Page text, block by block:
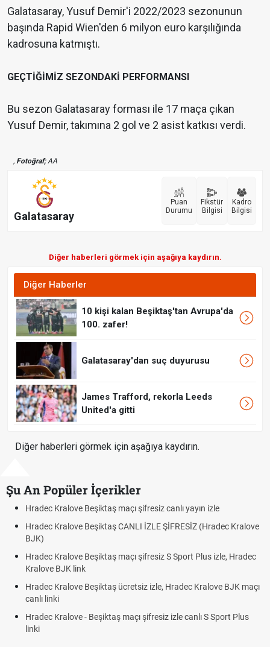
Galatasaray, Yusuf Demir'i 2022/2023 sezonunun
başında Rapid Wien'den 6 milyon euro karşılığında
kadrosuna katmıştı.
GEÇTİĞİMİZ SEZONDAKİ PERFORMANSI
Bu sezon Galatasaray forması ile 17 maça çıkan
Yusuf Demir, takımına 2 gol ve 2 asist katkısı verdi.
, Fotoğraf;AA
Galatasaray
Puan
Durumu
Fikstür
Bilgisi
Kadro
Bilgisi
Diğer haberleri görmek için aşağıya kaydırın.
Diğer Haberler
10 kişi kalan Beşiktaş'tan Avrupa'da
100. zafer!
Galatasaray'dan suç duyurusu
James Trafford, rekorla Leeds
United'a gitti
Diğer haberleri görmek için aşağıya kaydırın.
Şu An Popüler İçerikler
Hradec Kralove Beşiktaş maçı şifresiz canlı yayın izle
Hradec Kralove Beşiktaş CANLI İZLE ŞİFRESİZ (Hradec Kralove
BJK)
Hradec Kralove Beşiktaş maçı şifresiz S Sport Plus izle, Hradec
Kralove BJK link
Hradec Kralove Beşiktaş ücretsiz izle, Hradec Kralove BJK maçı
canlı linki
Hradec Kralove - Beşiktaş maçı şifresiz izle canlı S Sport Plus
linki